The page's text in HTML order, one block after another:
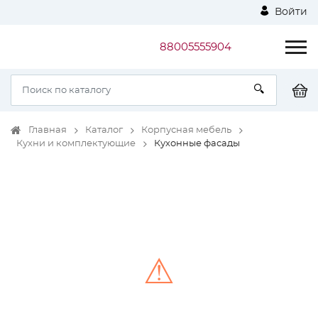
Войти
88005555904
Главная Каталог
Корпусная мебель
Кухни и комплектующие
Кухонные фасады
⚠